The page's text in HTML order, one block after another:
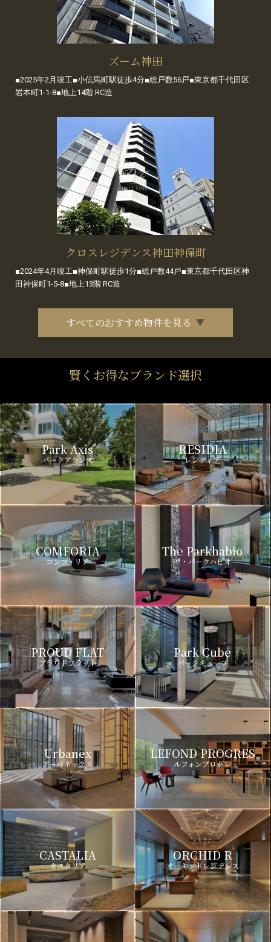
ズーム神田
■2025年2月竣工■小伝馬町駅徒歩4分■総戸数56戸■東京都千代田区
岩本町1-1-8■地上14階 RC造
クロスレジデンス神田神保町
■2024年4月竣工■神保町駅徒歩1分■総戸数44戸■東京都千代田区神
田神保町1-5-8■地上13階 RC造
すべてのおすすめ物件を見る
賢くお得なブランド選択
Park Axis
パークアクシス
RESIDIA
レジディア
COMFORIA
コンフォリア
The Parkhabio
ザ・パークハビオ
PROUD FLAT
プラウドフラット
Park Cube
パークキューブ
Urbanex
アーバネックス
LEFOND PROGRES
ルフォンプログレ
CASTALIA
カスタリア
ORCHID R
オーキッドレジデンス